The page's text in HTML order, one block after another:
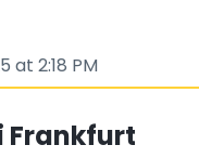
at 2:18 PM
Frankfurt